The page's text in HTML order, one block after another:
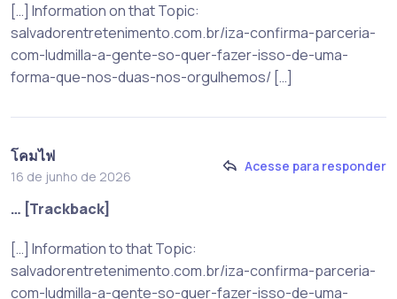
[…] Information on that Topic:
salvadorentretenimento.com.br/iza-confirma-parceria-
com-ludmilla-a-gente-so-quer-fazer-isso-de-uma-
forma-que-nos-duas-nos-orgulhemos/ […]
โคมไฟ
16 de junho de 2026
Acesse para responder
… [Trackback]
[…] Information to that Topic:
salvadorentretenimento.com.br/iza-confirma-parceria-
com-ludmilla-a-gente-so-quer-fazer-isso-de-uma-